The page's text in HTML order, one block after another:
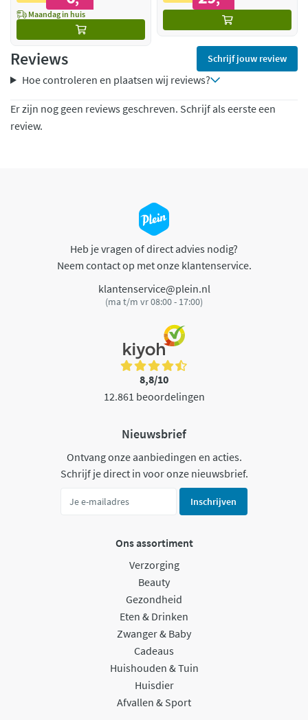
Maandag in huis
Reviews Schrijf jouw review
Hoe controleren en plaatsen wij reviews?
Er zijn nog geen reviews geschreven. Schrijf als eerste een
review.
Heb je vragen of direct advies nodig?
Neem contact op met onze klantenservice.
klantenservice@plein.nl
(ma t/m vr 08:00 - 17:00)
8,8/10
12.861 beoordelingen
Nieuwsbrief
Ontvang onze aanbiedingen en acties.
Schrijf je direct in voor onze nieuwsbrief.
Inschrijven
Ons assortiment
Verzorging
Beauty
Gezondheid
Eten & Drinken
Zwanger & Baby
Cadeaus
Huishouden & Tuin
Huisdier
Afvallen & Sport